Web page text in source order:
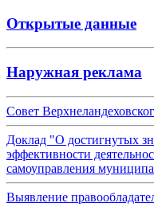
Открытые данные
Наружная реклама
Совет
Доклад "О достигнутых
эффективности
самоуправления
Выявление